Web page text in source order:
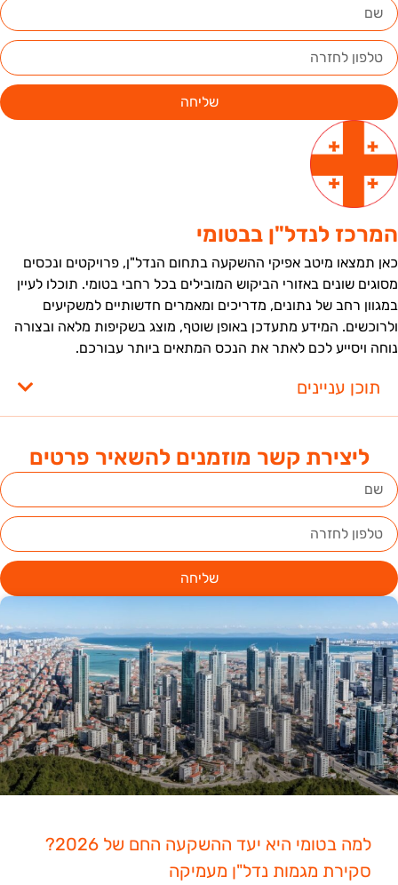
ליצירת קשר מוזמנים להשאיר פרטים
שליחה
למה בטומי היא יעד ההשקעה החם של 2026?
סקירת מגמות נדל"ן מעמיקה
שליחה
לנדל"ן בבטומי
תמצאו מיטב אפיקי ההשקעה בתחום הנדל"ן, פרויקטים ונכסים
שונים באזורי הביקוש המובילים בכל רחבי בטומי. תוכלו לעיין
רחב של נתונים, מדריכים ומאמרים חדשותיים למשקיעים
המידע מתעדכן באופן שוטף, מוצג בשקיפות מלאה ובצורה
ויסייע לכם לאתר את הנכס המתאים ביותר עבורכם.
תוכן עניינים